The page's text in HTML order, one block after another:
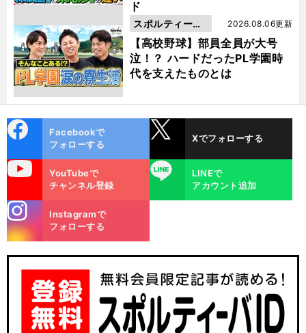
ド
【高校野球】部員全員が大号
泣！？ ハードだったPL学園時
代を支えたものとは
2026.08.06更新
スポルティーバ
動画
ok
Facebookで
フォローする
Xでフォローする
YouTubeで
チャンネル登録
LINE
LINEで
アカウント追加
m
Instagramで
フォローする